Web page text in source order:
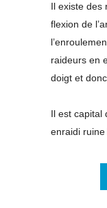
Il existe des
flexion de
raideurs en
doigt et
Il est capital
enraidi ruine